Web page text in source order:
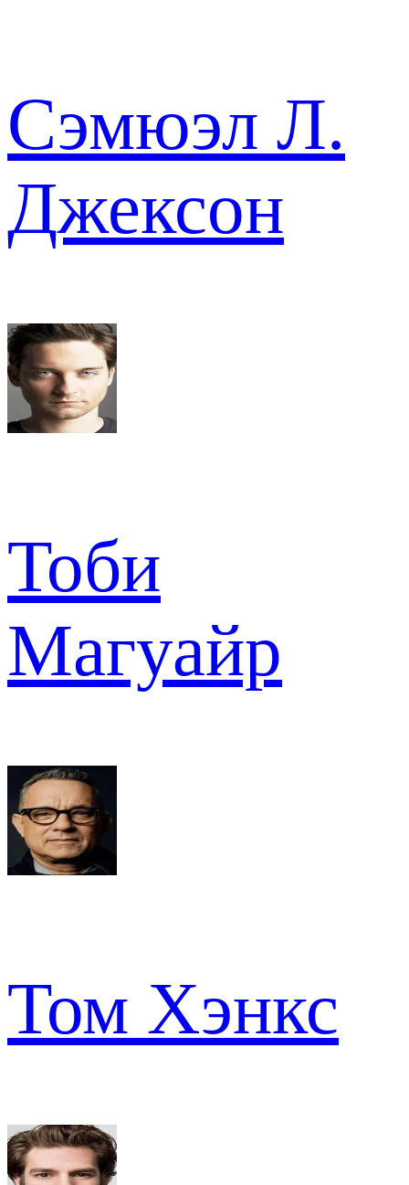
Сэмюэл Л.
Джексон
Тоби
Магуайр
Том Хэнкс